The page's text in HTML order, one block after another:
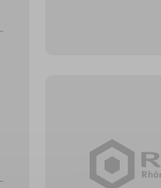
En savoir plus